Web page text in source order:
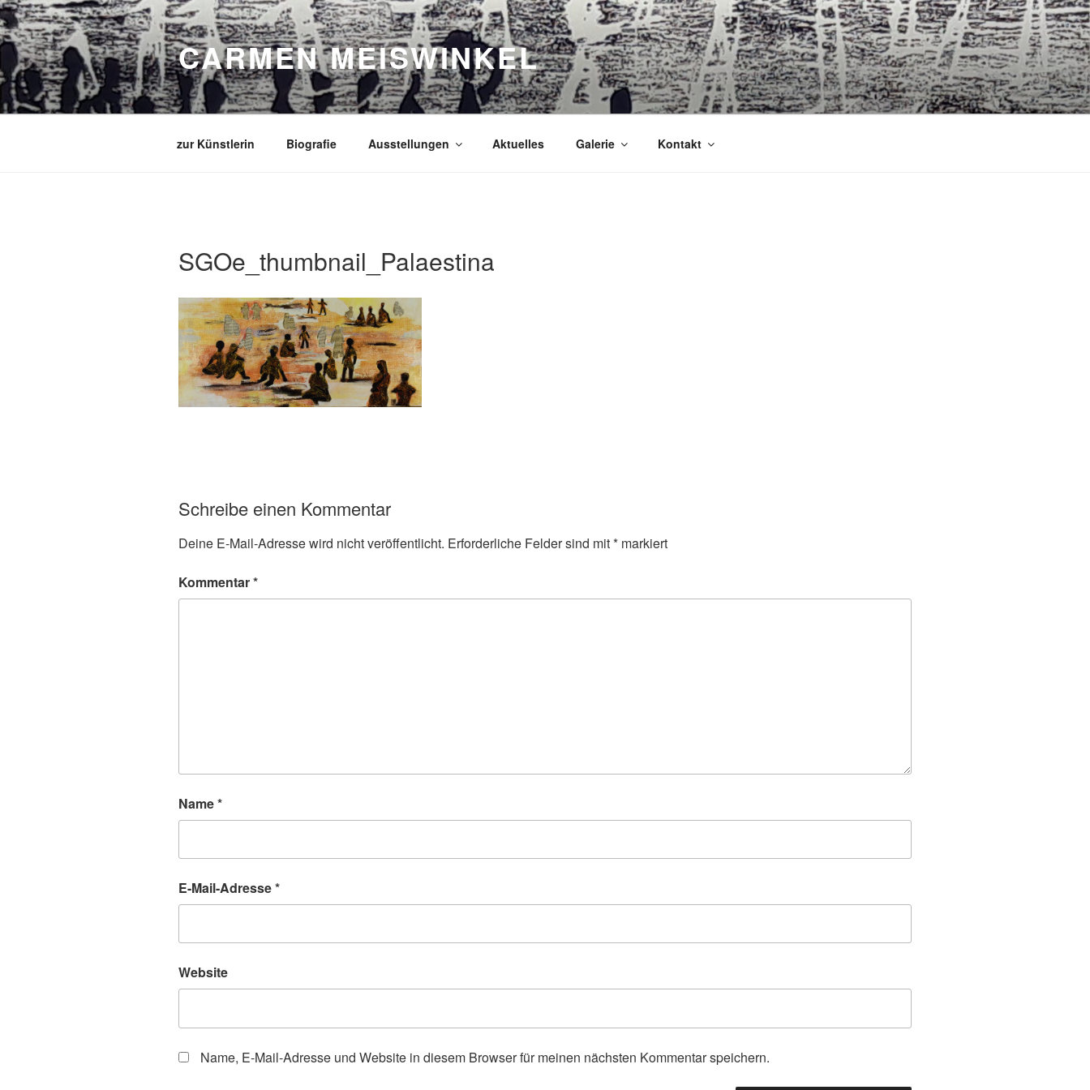
Zum
Inhalt
springen
CARMEN MEISWINKEL
zur Künstlerin Biografie Ausstellungen Aktuelles Galerie Kontakt
SGOe_thumbnail_Palaestina
Schreibe einen Kommentar
Deine E-Mail-Adresse wird nicht veröffentlicht. Erforderliche Felder sind mit* markiert
Kommentar*
Name*
E-Mail-Adresse*
Website
Name, E-Mail-Adresse und Website in diesem Browser für meinen nächsten Kommentar speichern.